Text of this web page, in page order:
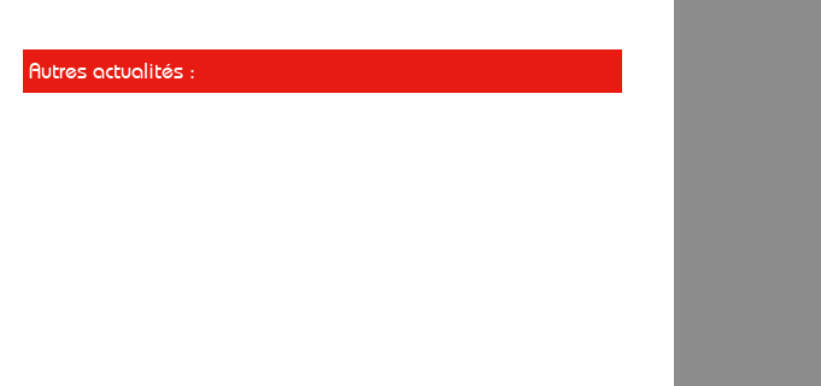
Autres actualités :